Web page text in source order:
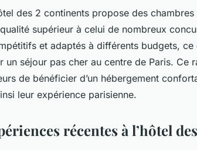
des 2 continents propose des
supérieur à celui de nombreux
et adaptés à différents budgets, ce
un séjour pas cher au centre de Paris. Ce
de bénéficier d’un hébergement
leur expérience parisienne.
récentes à l’hôtel